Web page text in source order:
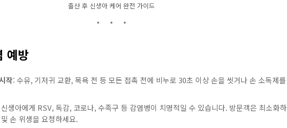
출산 후 신생아 케어 완전 가이드
예방
작: 수유, 기저귀 교환, 목욕 전 등 모든 접촉 전에 비누로 30초 이상 손을 씻거나 손 소독제를
생아에게 RSV, 독감, 코로나, 수족구 등 감염병이 치명적일 수 있습니다. 방문객은 최소화하
손 위생을 요청하세요.